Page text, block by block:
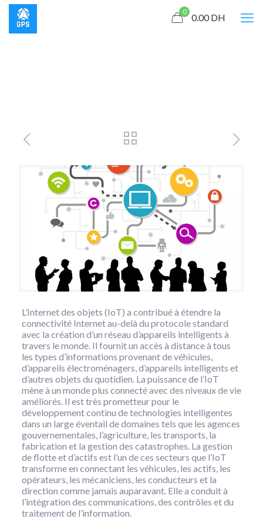
0
0.00DH
L’Internet des objets (IoT) a contribué à étendre la
connectivité Internet au-delà du protocole standard
avec la création d’un réseau d’appareils intelligents à
travers le monde. Il fournit un accès à distance à tous
les types d’informations provenant de véhicules,
d’appareils électroménagers, d’appareils intelligents et
d’autres objets du quotidien. La puissance de l’IoT
mène à un monde plus connecté avec des niveaux de vie
améliorés. Il est très prometteur pour le
développement continu de technologies intelligentes
dans un large éventail de domaines tels que les agences
gouvernementales, l’agriculture, les transports, la
fabrication et la gestion des catastrophes. La gestion
de flotte et d’actifs est l’un de ces secteurs que l’IoT
transforme en connectant les véhicules, les actifs, les
opérateurs, les mécaniciens, les conducteurs et la
direction comme jamais auparavant. Elle a conduit à
l’intégration des communications, des contrôles et du
traitement de l’information.